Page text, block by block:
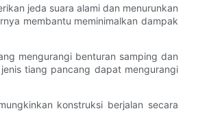
jeda suara alami dan menurunkan
membantu meminimalkan dampak
mengurangi benturan samping dan
tiang pancang dapat mengurangi
konstruksi berjalan secara